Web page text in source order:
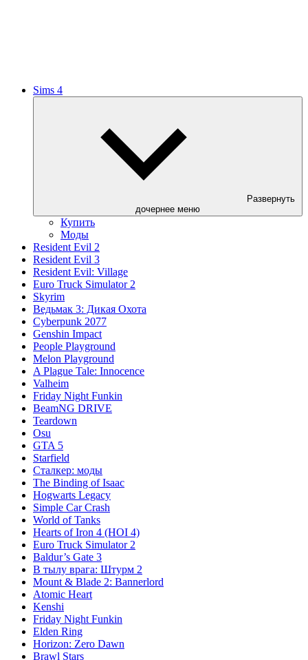
Sims 4
Развернуть
дочернее меню
Купить
Моды
Resident Evil 2
Resident Evil 3
Resident Evil: Village
Euro Truck Simulator 2
Skyrim
Ведьмак 3: Дикая Охота
Cyberpunk 2077
Genshin Impact
People Playground
Melon Playground
A Plague Tale: Innocence
Valheim
Friday Night Funkin
BeamNG DRIVE
Teardown
Osu
GTA 5
Starfield
Сталкер: моды
The Binding of Isaac
Hogwarts Legacy
Simple Car Crash
World of Tanks
Hearts of Iron 4 (HOI 4)
Euro Truck Simulator 2
Baldur’s Gate 3
В тылу врага: Штурм 2
Mount & Blade 2: Bannerlord
Atomic Heart
Kenshi
Friday Night Funkin
Elden Ring
Horizon: Zero Dawn
Brawl Stars